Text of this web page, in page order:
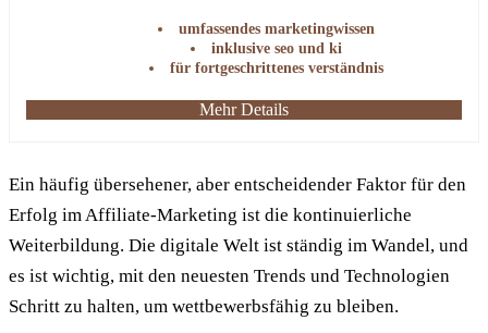
umfassendes marketingwissen
inklusive seo und ki
für fortgeschrittenes verständnis
Mehr Details
Ein häufig übersehener, aber entscheidender Faktor für den
Erfolg im Affiliate-Marketing ist die kontinuierliche
Weiterbildung. Die digitale Welt ist ständig im Wandel, und
es ist wichtig, mit den neuesten Trends und Technologien
Schritt zu halten, um wettbewerbsfähig zu bleiben.